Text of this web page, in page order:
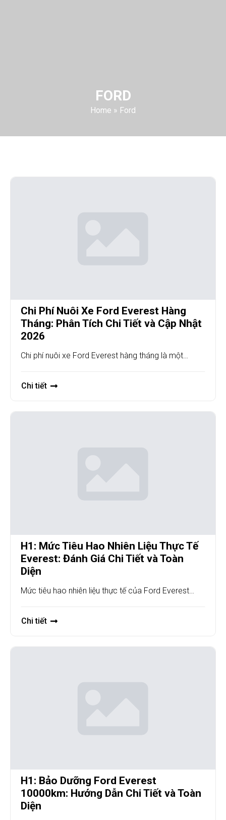
FORD
Home » Ford
Chi Phí Nuôi Xe Ford Everest Hàng
Tháng: Phân Tích Chi Tiết và Cập Nhật
2026
Chi phí nuôi xe Ford Everest hàng tháng là một…
Chi tiết
H1: Mức Tiêu Hao Nhiên Liệu Thực Tế
Everest: Đánh Giá Chi Tiết và Toàn
Diện
Mức tiêu hao nhiên liệu thực tế của Ford Everest…
Chi tiết
H1: Bảo Dưỡng Ford Everest
10000km: Hướng Dẫn Chi Tiết và Toàn
Diện